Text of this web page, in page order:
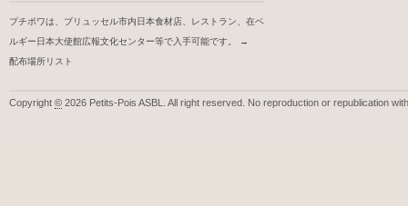
プチポワは、ブリュッセル市内日本食材店、レストラン、在ベ
ルギー日本大使館広報文化センター等で入手可能です。 →
配布場所リスト
Copyright © 2026 Petits-Pois ASBL. All right reserved. No reproduction or republication